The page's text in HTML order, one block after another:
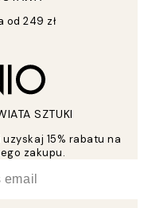
od 249 zł
SZTUKI
15% rabatu na
zakupu.